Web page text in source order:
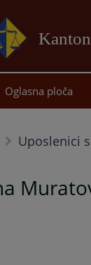
Oglasna ploča
Uposlenici